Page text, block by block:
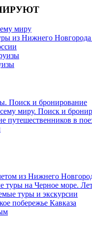
миру
из Нижнего
Поиск и бронирование
миру. Поиск и
путешественников в
из Нижнего
туры на Черное море.
туры и экскурсии
побережье Кавказа